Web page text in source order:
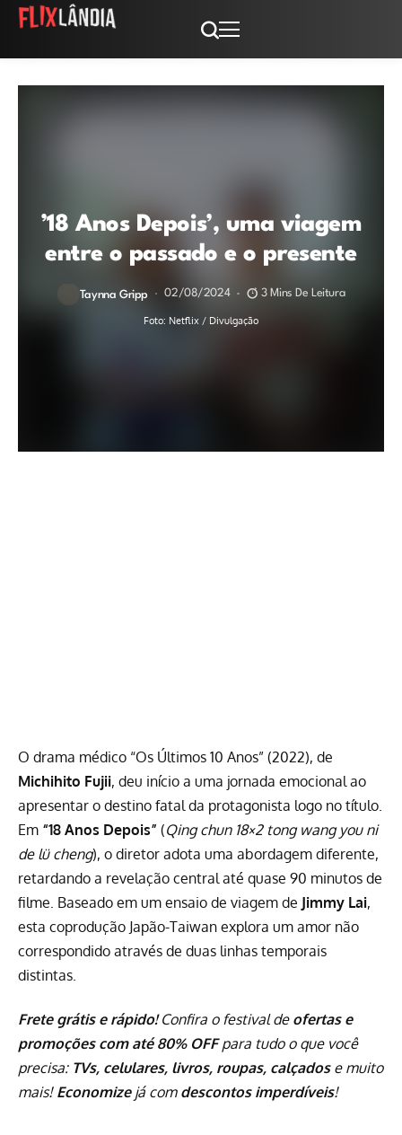
’18 Anos Depois’, uma viagem
entre o passado e o presente
Taynna Gripp 02/08/2024 3 Mins De Leitura
Foto: Netflix / Divulgação
O drama médico “Os Últimos 10 Anos” (2022), de
Michihito Fujii, deu início a uma jornada emocional ao
apresentar o destino fatal da protagonista logo no título.
Em “18 Anos Depois” (Qing chun 18×2 tong wang you ni
de lü cheng), o diretor adota uma abordagem diferente,
retardando a revelação central até quase 90 minutos de
filme. Baseado em um ensaio de viagem de Jimmy Lai,
esta coprodução Japão-Taiwan explora um amor não
correspondido através de duas linhas temporais
distintas.
Frete grátis e rápido!Confira o festival de ofertas e
promoções com até 80% OFFpara tudo o que você
precisa: TVs, celulares, livros, roupas, calçadose muito
mais! Economizejá com descontos imperdíveis!